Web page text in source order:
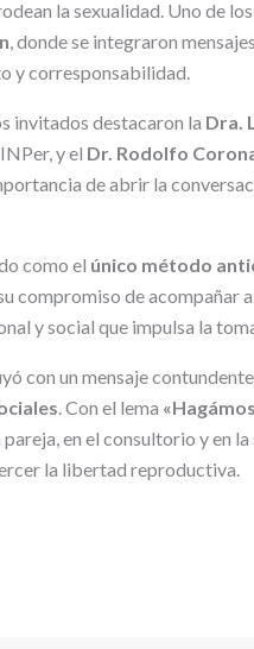
la sexualidad. Uno de
, donde se integraron
y corresponsabilidad.
invitados destacaron la Dra.
y el Dr. Rodolfo
de abrir la
como el único método
compromiso de acompañar
y social que impulsa la
con un mensaje
. Con el lema
en el consultorio y en
la libertad reproductiva.